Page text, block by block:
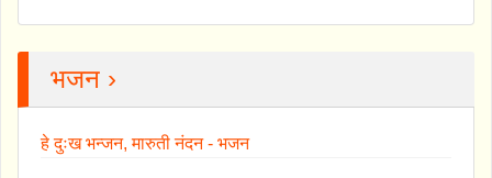
भजन ›
हे दुःख भन्जन, मारुती नंदन - भजन